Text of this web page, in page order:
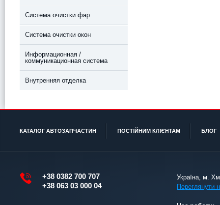
Система очистки фар
Система очистки окон
Информационная /
коммуникационная система
Внутренняя отделка
КАТАЛОГ АВТОЗАПЧАСТИН ПОСТІЙНИМ КЛІЄНТАМ БЛОГ
+38 0382 700 707
+38 063 03 000 04
Україна, м.
Переглянути